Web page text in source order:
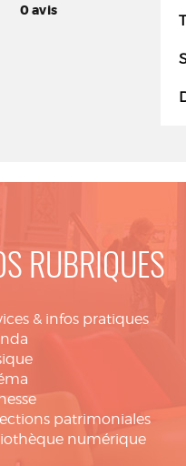
0avis
RUBRIQUES
& infos pratiques
patrimoniales
numérique